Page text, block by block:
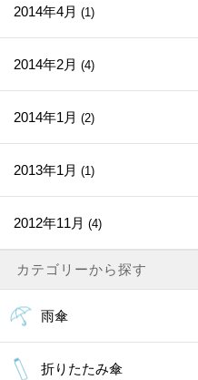
2014年4月 (1)
2014年2月 (4)
2014年1月 (2)
2013年1月 (1)
2012年11月 (4)
カテゴリーから探す
雨傘
折りたたみ傘